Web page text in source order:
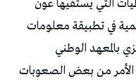
التي يستقيها عون
في تطبيقة معلومات
بالمعهد الوطني
من بعض الصعوبات